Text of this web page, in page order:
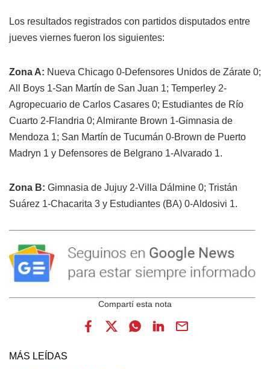
Los resultados registrados con partidos disputados entre
jueves viernes fueron los siguientes:
Zona A: Nueva Chicago 0-Defensores Unidos de Zárate 0;
All Boys 1-San Martín de San Juan 1; Temperley 2-
Agropecuario de Carlos Casares 0; Estudiantes de Río
Cuarto 2-Flandria 0; Almirante Brown 1-Gimnasia de
Mendoza 1; San Martín de Tucumán 0-Brown de Puerto
Madryn 1 y Defensores de Belgrano 1-Alvarado 1.
Zona B: Gimnasia de Jujuy 2-Villa Dálmine 0; Tristán
Suárez 1-Chacarita 3 y Estudiantes (BA) 0-Aldosivi 1.
MÁS LEÍDAS